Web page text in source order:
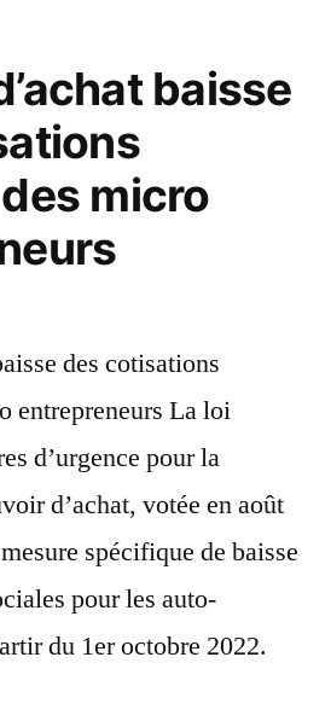
baisse
micro
des cotisations
entrepreneurs La loi
d’urgence pour la
d’achat, votée en août
spécifique de baisse
pour les auto-
du 1er octobre 2022.